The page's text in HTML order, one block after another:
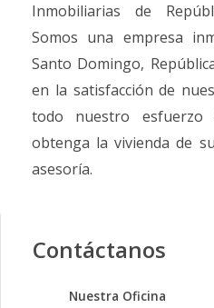
Inmobiliarias de
Somos una empresa
Santo Domingo,
en la satisfacción de
todo nuestro
obtenga la vivienda de
asesoría.
Contáctanos
Nuestra Oficina